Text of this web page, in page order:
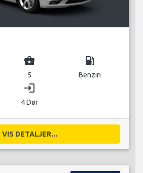
business_center
5
local_gas_station
Benzin
login
4 Dør
VIS DETALJER...